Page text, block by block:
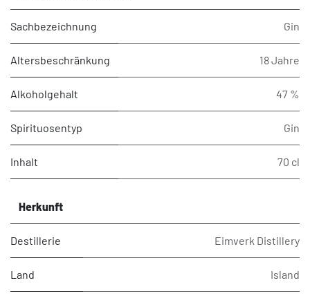
Sachbezeichnung Gin
Altersbeschränkung 18 Jahre
Alkoholgehalt 47 %
Spirituosentyp Gin
Inhalt 70 cl
Herkunft
Destillerie Eimverk Distillery
Land Island